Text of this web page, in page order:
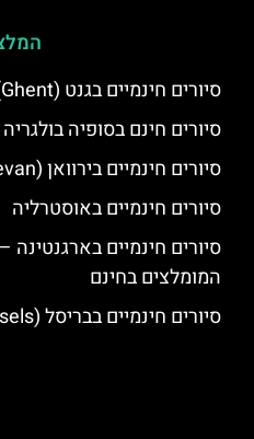
סיורים חינמיים בגנט (Ghent) בלגיה
סיורים חינם בסופיה בולגריה
סיורים חינמיים בירוואן (Yerevan) ארמניה
סיורים חינמיים באוסטרליה
סיורים חינמיים בארגנטינה
המומלצים בחינם
סיורים חינמיים בבריסל (Brussels) בירת בלגיה